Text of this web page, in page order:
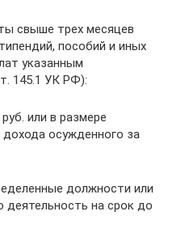
свыше трех месяцев
пособий и иных
указанным
145.1 УК РФ):
или в размере
осужденного за
должности или
на срок до